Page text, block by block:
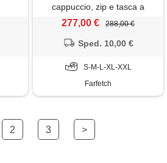
cappuccio, zip e tasca a
marsupio - blu
277,00 € 288,00 €
Sped. 10,00 €
S-M-L-XL-XXL
Farfetch
2 3 >